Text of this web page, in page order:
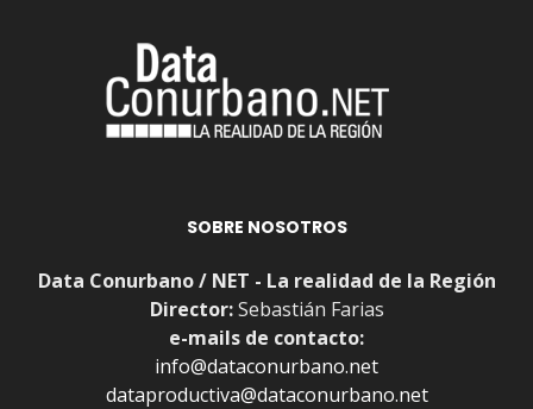
SOBRE NOSOTROS
Data Conurbano / NET - La realidad de la Región
Director:Sebastián Farias
e-mails de contacto:
info@dataconurbano.net
dataproductiva@dataconurbano.net